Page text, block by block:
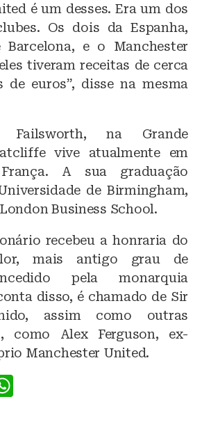
é um desses. Era um dos
Os dois da Espanha,
Barcelona, e o Manchester
tiveram receitas de cerca
de euros”, disse na mesma
Failsworth, na Grande
vive atualmente em
A sua graduação
de Birmingham,
Business School.
recebeu a honraria do
mais antigo grau de
pela monarquia
disso, é chamado de Sir
assim como outras
como Alex Ferguson, ex-
Manchester United.